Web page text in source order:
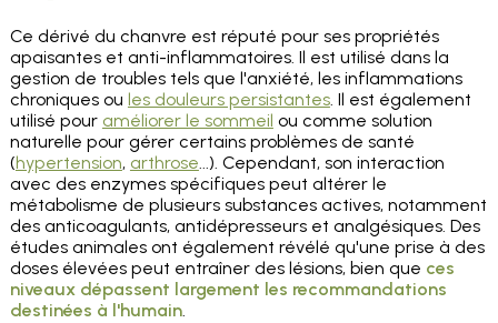
Ce dérivé du chanvre est réputé pour ses propriétés
apaisantes et anti-inflammatoires. Il est utilisé dans la
gestion de troubles tels que l'anxiété, les inflammations
chroniques ou les douleurs persistantes. Il est également
utilisé pour améliorer le sommeil ou comme solution
naturelle pour gérer certains problèmes de santé
(hypertension, arthrose...). Cependant, son interaction
avec des enzymes spécifiques peut altérer le
métabolisme de plusieurs substances actives, notamment
des anticoagulants, antidépresseurs et analgésiques. Des
études animales ont également révélé qu'une prise à des
doses élevées peut entraîner des lésions, bien que ces
niveaux dépassent largement les recommandations
destinées à l'humain.